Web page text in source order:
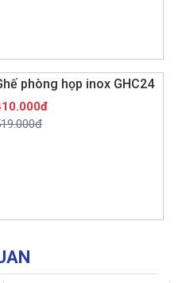
phòng họp inox GHC24